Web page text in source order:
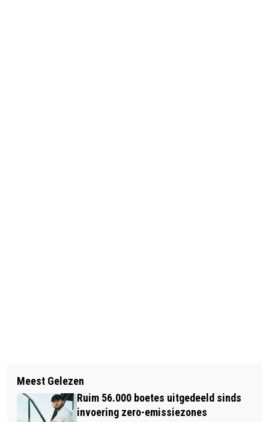
ING SCHRAPT 1700 BANEN IN
NEDERLAND; BONDEN GESCHOKT
VVD WIL INITIATIEFWET TEGEN
BEPERKING INHUREN ZZP'ERS
Meest Gelezen
Ruim 56.000 boetes uitgedeeld sinds
invoering zero-emissiezones